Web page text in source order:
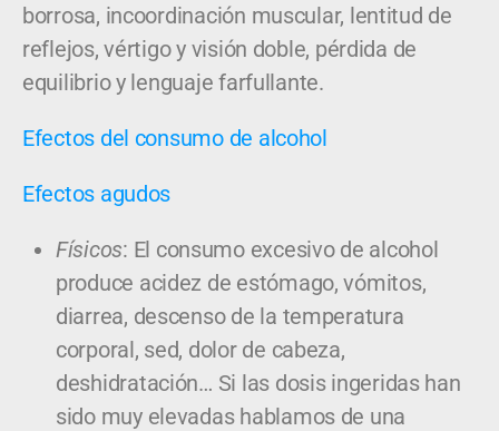
borrosa, incoordinación muscular, lentitud de
reflejos, vértigo y visión doble, pérdida de
equilibrio y lenguaje farfullante.
Efectos del consumo de alcohol
Efectos agudos
Físicos: El consumo excesivo de alcohol
produce acidez de estómago, vómitos,
diarrea, descenso de la temperatura
corporal, sed, dolor de cabeza,
deshidratación… Si las dosis ingeridas han
sido muy elevadas hablamos de una